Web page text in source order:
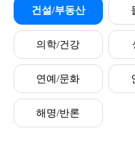
건설/부동산
의학/건강
연예/문화
해명/반론